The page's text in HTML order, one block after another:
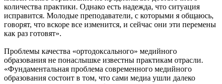
количества практики. Однако есть надежда, что ситуация
исправится. Молодые преподаватели, с которыми я общаюсь,
говорят, что вскоре все изменится, и сейчас они эти перемены
как раз готовят».
Проблемы качества «ортодоксального» медийного
образования не понаслышке известны практикам отрасли.
«Фундаментальная проблема современного медийного
образования состоит в том, что сами медиа ушли далеко